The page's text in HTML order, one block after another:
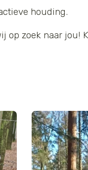
houding.
op zoek naar jou!